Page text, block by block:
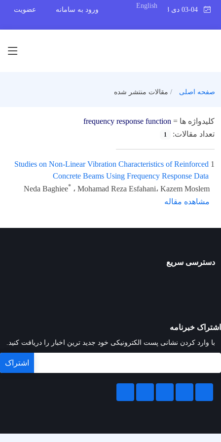
English
ورود به سامانه عضویت
صفحه اصلی مقالات منتشر شده
کلیدواژه ها = frequency response function
تعداد مقالات:
1
1
Studies on Non-Linear Vibration Characteristics of Reinforced
Concrete Beams Using Frequency Response Data
Neda Baghiee* ، Mohamad Reza Esfahani، Kazem Moslem
مشاهده مقاله
دسترسی سریع
اشتراک خبرنامه
با وارد کردن نشانی پست الکترونیکی خود جدید ترین اخبار را دریافت کنید.